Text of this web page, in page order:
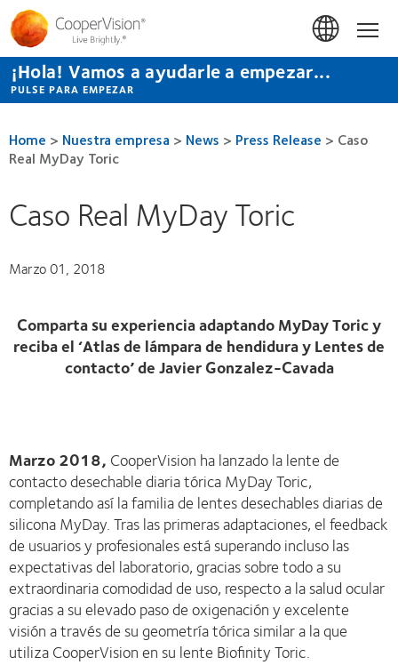
Pasar
contenido
principal
¡Hola! Vamos a ayudarle a empezar...
PULSE PARA EMPEZAR
Home > Nuestra empresa > News > Press Release > Caso
Real MyDay Toric
Caso Real MyDay Toric
Marzo 01, 2018
Comparta su experiencia adaptando MyDay Toric y
reciba el ‘Atlas de lámpara de hendidura y Lentes de
contacto’ de Javier Gonzalez-Cavada
Marzo 2018, CooperVision ha lanzado la lente de
contacto desechable diaria tórica MyDay Toric,
completando así la familia de lentes desechables diarias de
silicona MyDay. Tras las primeras adaptaciones, el feedback
de usuarios y profesionales está superando incluso las
expectativas del laboratorio, gracias sobre todo a su
extraordinaria comodidad de uso, respecto a la salud ocular
gracias a su elevado paso de oxigenación y excelente
visión a través de su geometría tórica similar a la que
utiliza CooperVision en su lente Biofinity Toric.